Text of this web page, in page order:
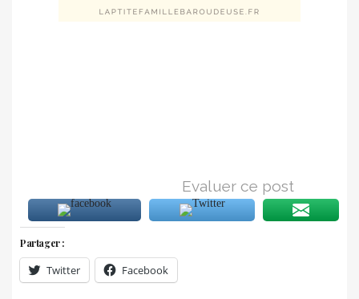
Evaluer ce post
Partager :
Twitter Facebook